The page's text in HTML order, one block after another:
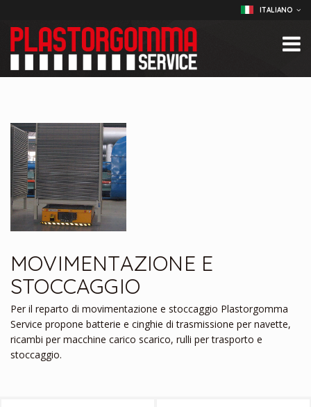
ITALIANO
MOVIMENTAZIONE E
STOCCAGGIO
Per il reparto di movimentazione e stoccaggio Plastorgomma
Service propone batterie e cinghie di trasmissione per navette,
ricambi per macchine carico scarico, rulli per trasporto e
stoccaggio.